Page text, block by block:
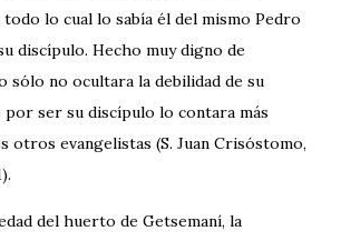
lo cual lo sabía él del mismo Pedro
discípulo. Hecho muy digno de
sólo no ocultara la debilidad de su
por ser su discípulo lo contara más
otros evangelistas (S. Juan Crisóstomo,
del huerto de Getsemaní, la